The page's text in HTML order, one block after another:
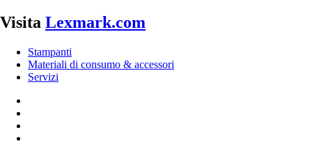
Visita Lexmark.com
Stampanti
Materiali di consumo & accessori
Servizi